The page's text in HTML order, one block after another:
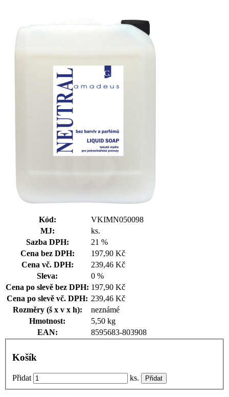
Kód:
VKIMN050098
MJ:
ks.
Sazba DPH:
21 %
Cena bez DPH:
197,90 Kč
Cena vč. DPH:
239,46 Kč
Sleva:
0 %
Cena po slevě bez DPH: 197,90 Kč
Cena po slevě vč. DPH: 239,46 Kč
Rozměry (š x v x h):
neznámé
Hmotnost:
5,50 kg
EAN:
8595683-803908
Košík
Přidat ks.